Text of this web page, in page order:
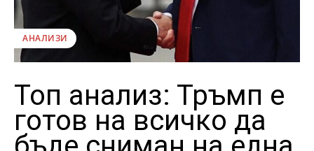
АНАЛИЗИ
Топ анализ: Тръмп е
готов на всичко да